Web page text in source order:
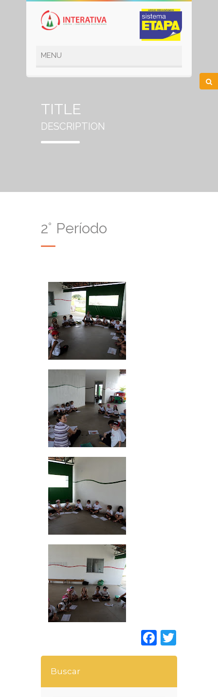
TITLE
DESCRIPTION
2° Período
Buscar